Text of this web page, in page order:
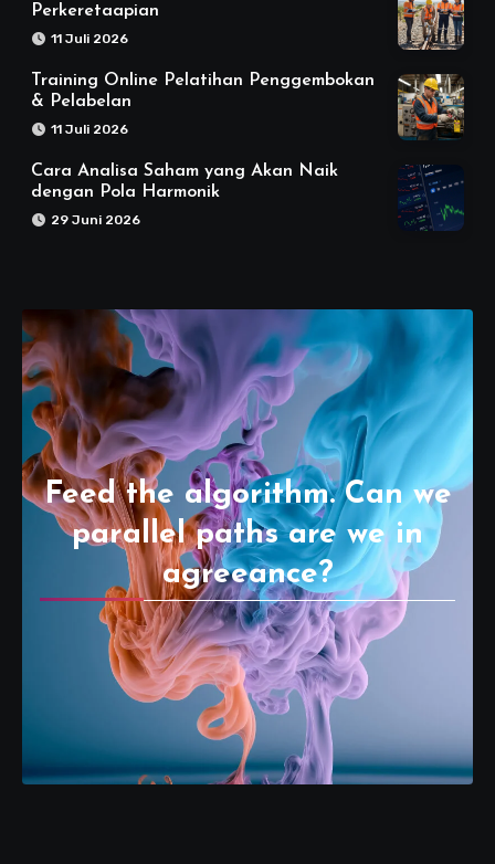
Perkeretaapian
11 Juli 2026
Training Online Pelatihan Penggembokan
& Pelabelan
11 Juli 2026
Cara Analisa Saham yang Akan Naik
dengan Pola Harmonik
29 Juni 2026
Feed the algorithm. Can we
parallel paths are we in
agreeance?